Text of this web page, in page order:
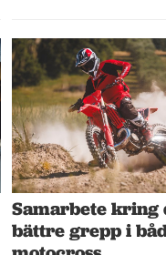
Samarbete kring
bättre grepp i